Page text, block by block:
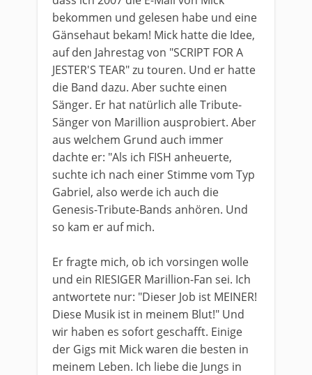
bekommen und gelesen habe und eine
Gänsehaut bekam! Mick hatte die Idee,
auf den Jahrestag von "SCRIPT FOR A
JESTER'S TEAR" zu touren. Und er hatte
die Band dazu. Aber suchte einen
Sänger. Er hat natürlich alle Tribute-
Sänger von Marillion ausprobiert. Aber
aus welchem Grund auch immer
dachte er: "Als ich FISH anheuerte,
suchte ich nach einer Stimme vom Typ
Gabriel, also werde ich auch die
Genesis-Tribute-Bands anhören. Und
so kam er auf mich.
Er fragte mich, ob ich vorsingen wolle
und ein RIESIGER Marillion-Fan sei. Ich
antwortete nur: "Dieser Job ist MEINER!
Diese Musik ist in meinem Blut!" Und
wir haben es sofort geschafft. Einige
der Gigs mit Mick waren die besten in
meinem Leben. Ich liebe die Jungs in